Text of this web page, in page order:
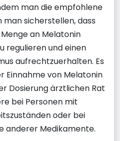
man die empfohlene
man sicherstellen, dass
an Melatonin
regulieren und einen
aufrechtzuerhalten. Es
Einnahme von Melatonin
Dosierung ärztlichen Rat
bei Personen mit
oder bei
anderer Medikamente.